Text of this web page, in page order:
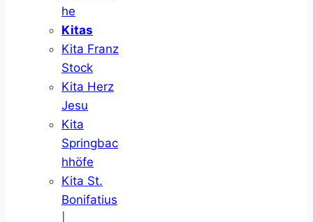
he
Kitas
Kita Franz
Stock
Kita Herz
Jesu
Kita
Springbac
hhöfe
Kita St.
Bonifatius